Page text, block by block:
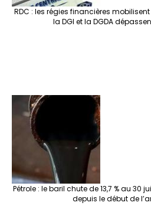
RDC : les régies financières
la DGI et la DGDA
Pétrole : le baril chute de 13,7 % au 30
depuis le début de